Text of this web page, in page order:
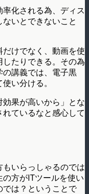
率化される為、ディス
いとできないこと
だけでなく、動画を使
たりできる。その為
講義では、電子黒
い分ける。
果が高いから」とな
ているなと感心して
いらっしゃるのでは
方がITツールを使い
では？ということで